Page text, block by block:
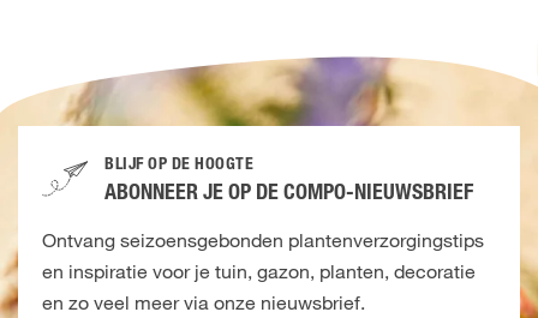
BLIJF OP DE HOOGTE
ABONNEER JE OP DE COMPO-NIEUWSBRIEF
Ontvang seizoensgebonden plantenverzorgingstips
en inspiratie voor je tuin, gazon, planten, decoratie
en zo veel meer via onze nieuwsbrief.